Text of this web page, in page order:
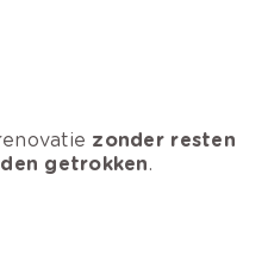
zonder resten
getrokken.